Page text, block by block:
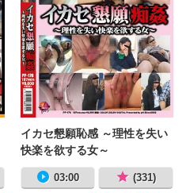
イカセ懇願恥感 ～理性を失い
快楽を欲する女～
03:00 (331)